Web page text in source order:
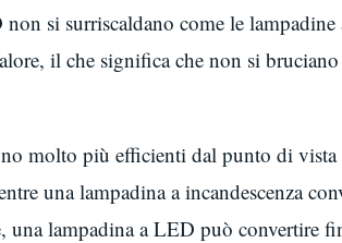
si surriscaldano come le lampadine
il che significa che non si bruciano
molto più efficienti dal punto di vista
una lampadina a incandescenza
una lampadina a LED può convertire